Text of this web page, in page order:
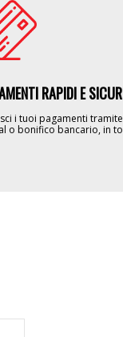
RAPIDI E
i tuoi pagamenti
o bonifico bancario, in